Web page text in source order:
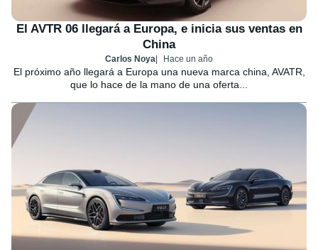
El AVTR 06 llegará a Europa, e inicia sus ventas en
China
Carlos Noya Hace un año
El próximo año llegará a Europa una nueva marca china, AVATR,
que lo hace de la mano de una oferta...